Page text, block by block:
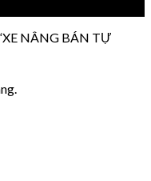
NÂNG BÁN TỰ